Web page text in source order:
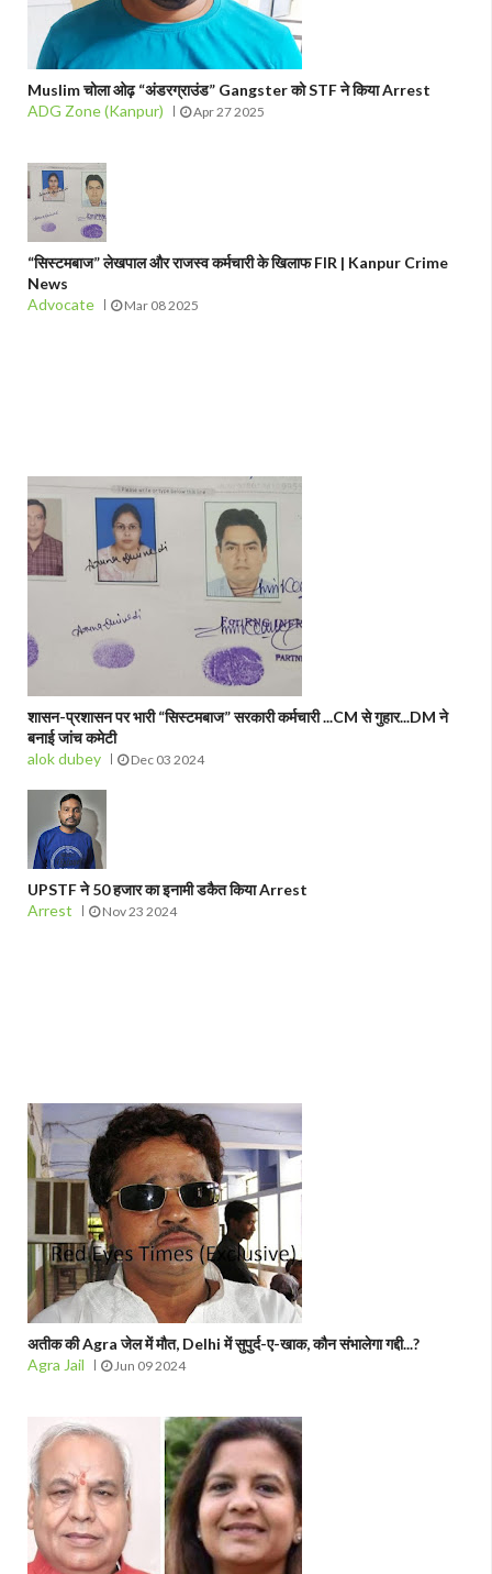
Muslim चोला ओढ़ “अंडरग्राउंड” Gangster को STF ने किया Arrest
ADG Zone (Kanpur)
Apr 27 2025
“सिस्टमबाज” लेखपाल और राजस्व कर्मचारी के खिलाफ FIR | Kanpur Crime
News
Advocate
Mar 08 2025
शासन-प्रशासन पर भारी “सिस्टमबाज” सरकारी कर्मचारी ...CM से गुहार...DM ने
बनाई जांच कमेटी
alok dubey
Dec 03 2024
UPSTF ने 50 हजार का इनामी डकैत किया Arrest
Arrest
Nov 23 2024
अतीक की Agra जेल में मौत, Delhi में सुपुर्द-ए-खाक, कौन संभालेगा गद्दी...?
Agra Jail
Jun 09 2024